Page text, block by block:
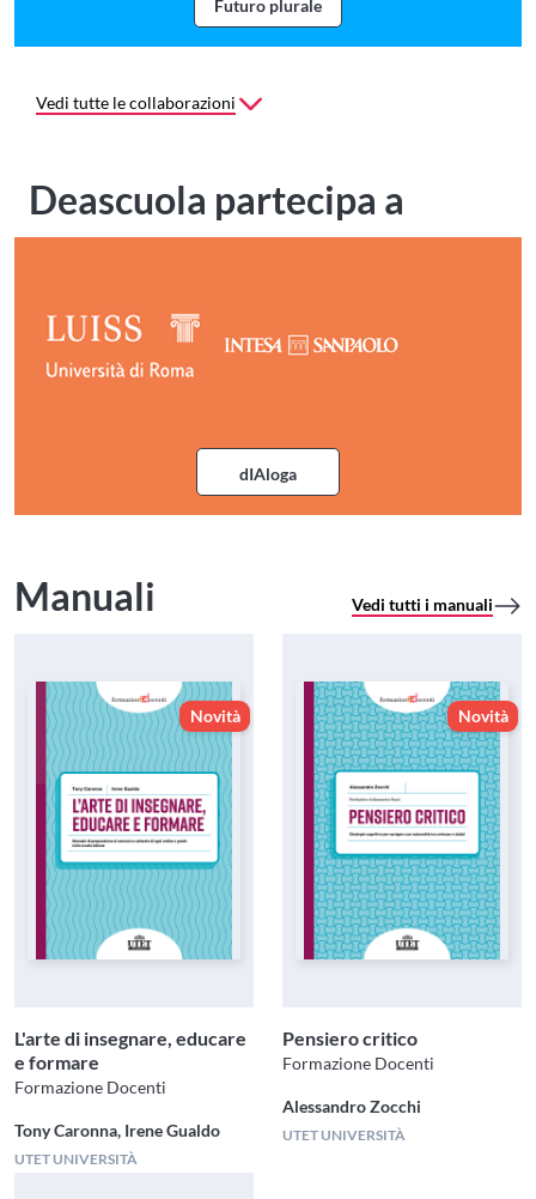
Futuro pluraleWebinar Futuro puirale con A2A
Vedi tutte le collaborazioni
Deascuola partecipa a
dIAlogaCiclo di incontr Dialoga con
Manuali Vedi tutti i manuali
Novità
L'arte di insegnare, educare
e formare
Formazione Docenti
Tony Caronna, Irene Gualdo
UTET UNIVERSITÀ
Novità
Pensiero critico
Formazione Docenti
Alessandro Zocchi
UTET UNIVERSITÀ